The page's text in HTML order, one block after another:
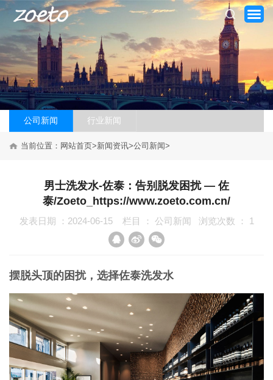
产品系列
新闻资讯
品牌加盟
联系我们
公司新闻 行业新闻
当前位置： 网站首页>新闻资讯>公司新闻>
男士洗发水-佐泰：告别脱发困扰 — 佐
泰/Zoeto_https://www.zoeto.com.cn/
发表日期 ：2024-06-15 栏目 ： 公司新闻 浏览次数 ： 1
摆脱头顶的困扰，选择佐泰洗发水